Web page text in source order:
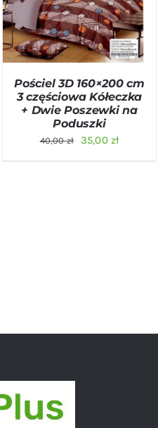
SZCZEGÓŁY
Pościel 3D 160×200 cm
3 częściowa Kółeczka
+ Dwie Poszewki na
Poduszki
40,00zł
Pierwotna
35,00 zł